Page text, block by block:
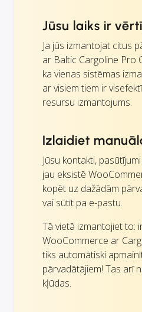
Jūsu laiks ir
Ja jūs izmantojat citus
ar Baltic Cargoline Pro
ka vienas sistēmas
ar visiem tiem ir
resursu izmantojums.
Izlaidiet
Jūsu kontakti,
jau eksistē
kopēt uz dažādām
vai sūtīt pa e-pastu.
Tā vietā izmantojiet to:
WooCommerce ar
tiks automātiski
pārvadātājiem! Tas arī
kļūdas.